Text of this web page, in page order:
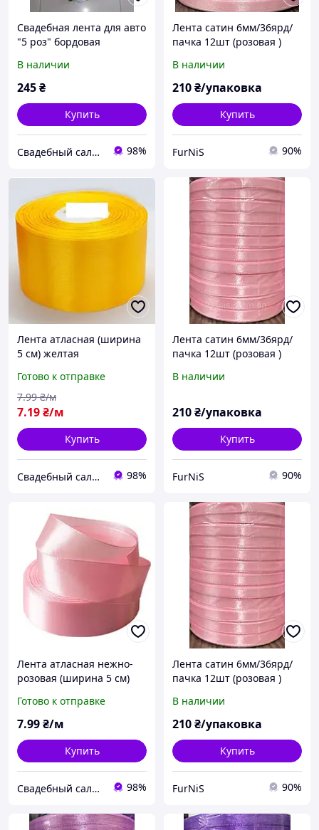
Свадебная лента для авто
"5 роз" бордовая
В наличии
245₴
Купить
Свадебный салон "ПРИНЦЕССА" 98%
Лента сатин 6мм/36ярд/
пачка 12шт (розовая )
В наличии
210₴/упаковка
Купить
FurNiS 90%
Лента атласная (ширина
5 см) желтая
Готово к отправке
7.19₴/м
7.99 ₴/м
Купить
Свадебный салон "ПРИНЦЕССА" 98%
Лента сатин 6мм/36ярд/
пачка 12шт (розовая )
В наличии
210₴/упаковка
Купить
FurNiS 90%
Лента атласная нежно-
розовая (ширина 5 см)
Готово к отправке
7.99₴/м
Купить
Свадебный салон "ПРИНЦЕССА" 98%
Лента сатин 6мм/36ярд/
пачка 12шт (розовая )
В наличии
210₴/упаковка
Купить
FurNiS 90%